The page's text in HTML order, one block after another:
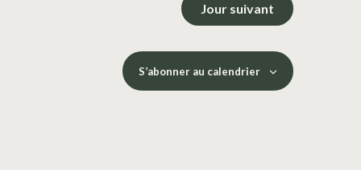
Jour suivant
S’abonner au calendrier